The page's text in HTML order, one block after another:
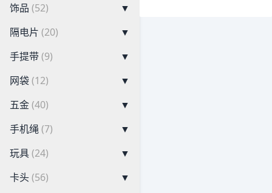
饰品 (52)
▼
隔电片 (20)
▼
手提带(9)
▼
网袋(12)
▼
五金(40)
▼
手机绳(7)
▼
玩具(24)
▼
卡头(56)
▼